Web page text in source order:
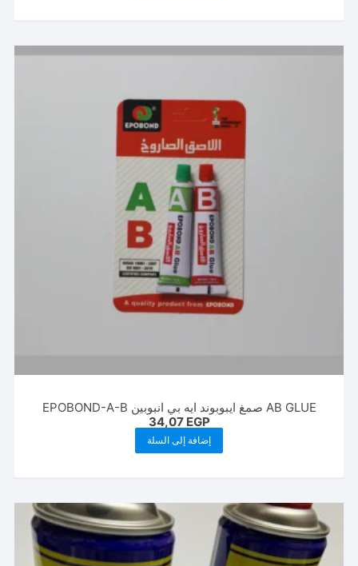
AB GLUE صمغ ايبوبوند ايه بي انبوبين EPOBOND-A-B
34,07 EGP
إضافة إلى السلة